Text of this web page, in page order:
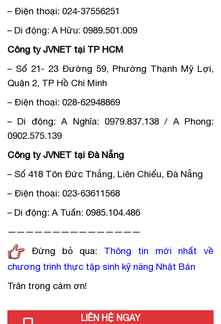
– Điện thoại: 024-37556251
– Di động: A Hữu: 0989.501.009
Công ty JVNET tại TP HCM
– Số 21- 23 Đường 59, Phường Thạnh Mỹ Lợi,
Quận 2, TP Hồ Chí Minh
– Điện thoại: 028-62948869
– Di động: A Nghĩa: 0979.837.138 / A Phong:
0902.575.139
Công ty JVNET tại Đà Nẵng
– Số 418 Tôn Đức Thắng, Liên Chiểu, Đà Nẵng
– Điện thoại: 023-63611568
– Di động: A Tuấn: 0985.104.486
———————————————
Đừng bỏ qua: Thông tin mới nhất về
chương trình thực tập sinh kỹ năng Nhật Bản
Trân trọng cảm ơn!
LIÊN HỆ NGAY